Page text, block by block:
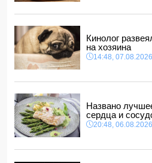
В Азербайджане ищут
12:40, 07.08.2026
Кинолог
на хозяина
14:48, 07.08.2026
Названо
сердца и
20:48, 06.08.2026